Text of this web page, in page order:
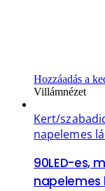
Hozzáadás a
Villámnézet
Kert/
napelemes
90LED-es,
napelemes